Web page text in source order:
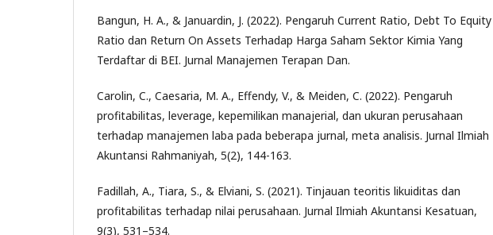
Bangun, H. A., & Januardin, J. (2022). Pengaruh Current Ratio, Debt To Equity
Ratio dan Return On Assets Terhadap Harga Saham Sektor Kimia Yang
Terdaftar di BEI. Jurnal Manajemen Terapan Dan.
Carolin, C., Caesaria, M. A., Effendy, V., & Meiden, C. (2022). Pengaruh
profitabilitas, leverage, kepemilikan manajerial, dan ukuran perusahaan
terhadap manajemen laba pada beberapa jurnal, meta analisis. Jurnal Ilmiah
Akuntansi Rahmaniyah, 5(2), 144-163.
Fadillah, A., Tiara, S., & Elviani, S. (2021). Tinjauan teoritis likuiditas dan
profitabilitas terhadap nilai perusahaan. Jurnal Ilmiah Akuntansi Kesatuan,
9(3), 531–534.